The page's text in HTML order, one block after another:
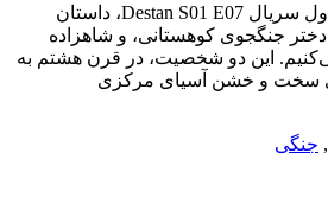
در قسمت هفتم از فصل اول سریال Destan S01 E07، داستان
جنگجوی کوهستانی، و شاهزاده
این دو شخصیت، در قرن هشتم به
سخت و خشن آسیای مرکزی
, جنگی